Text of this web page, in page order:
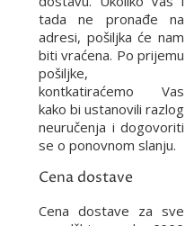
tada ne pronađe na
adresi, pošiljka će nam
biti vraćena. Po prijemu
pošiljke,
kontkatiraćemo Vas
kako bi ustanovili razlog
neuručenja i dogovoriti
se o ponovnom slanju.
Cena dostave
Cena dostave za sve